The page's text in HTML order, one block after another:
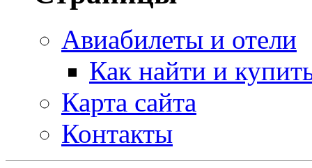
Авиабилеты и отели
Как найти и
Карта сайта
Контакты